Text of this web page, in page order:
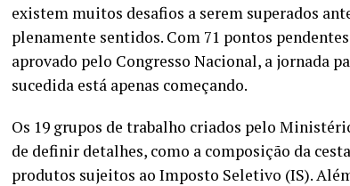
existem muitos desafios a serem superados
plenamente sentidos. Com 71 pontos
aprovado pelo Congresso Nacional, a jornada
sucedida está apenas começando.
Os 19 grupos de trabalho criados pelo
de definir detalhes, como a composição da
produtos sujeitos ao Imposto Seletivo (IS).